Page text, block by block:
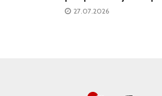
27.07.2026